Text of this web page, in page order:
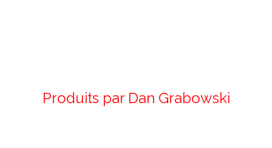
Produits par Dan Grabowski